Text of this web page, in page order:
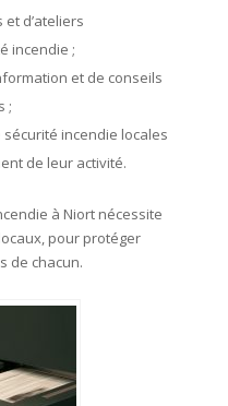
d’ateliers
incendie ;
et de conseils
;
incendie locales
de leur activité.
à Niort nécessite
pour protéger
de chacun.